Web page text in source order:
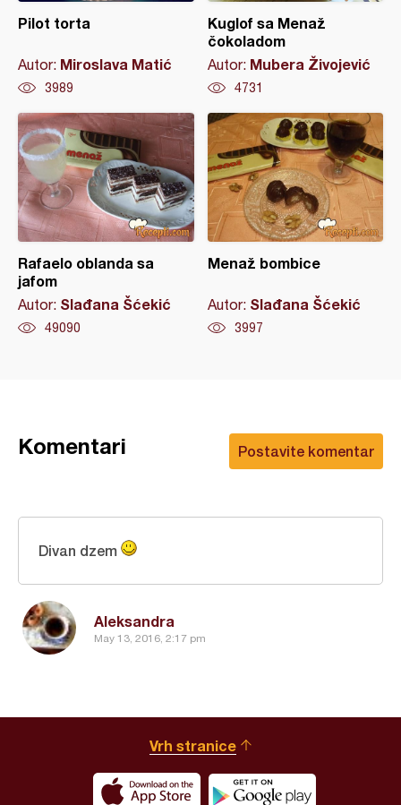
Pilot torta
Autor: Miroslava Matić
3989
Kuglof sa Menaž
čokoladom
Autor: Mubera Živojević
4731
Rafaelo oblanda sa
jafom
Autor: Slađana Šćekić
49090
Menaž bombice
Autor: Slađana Šćekić
3997
Postavite komentar
Komentari
Aleksandra
May 13, 2016, 2:17 pm
Divan dzem
Vrh stranice